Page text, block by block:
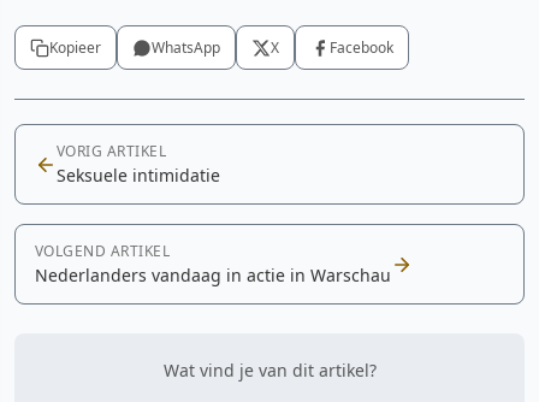
Kopieer WhatsApp X Facebook
VORIG ARTIKEL
Seksuele intimidatie
VOLGEND ARTIKEL
Nederlanders vandaag in actie in Warschau
Wat vind je van dit artikel?